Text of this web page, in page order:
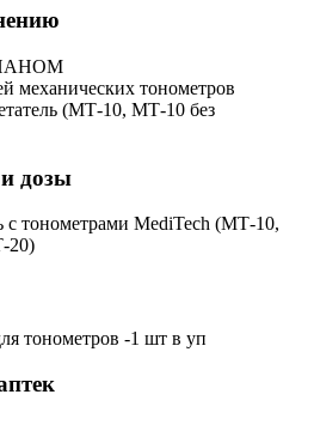
механических тонометров
(МТ-10, МТ-10 без
дозы
с тонометрами MediTech (МТ-10,
20)
тонометров -1 шт в уп